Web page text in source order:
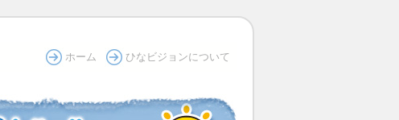
ホーム ひなビジョンについて